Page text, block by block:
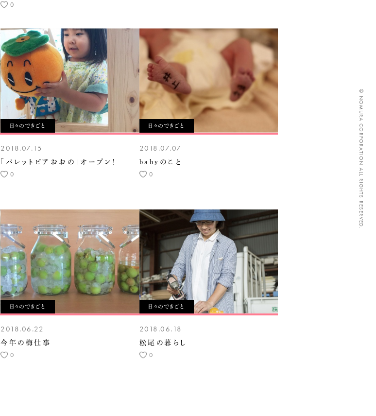
0
日々のできごと
2018.07.15
「パレットピアおおの」オープン！
0
日々のできごと
2018.07.07
babyのこと
0
日々のできごと
2018.06.22
今年の梅仕事
0
日々のできごと
2018.06.18
松尾の暮らし
0
© NOMURA CORPORATION ALL RIGHTS RESERVED.